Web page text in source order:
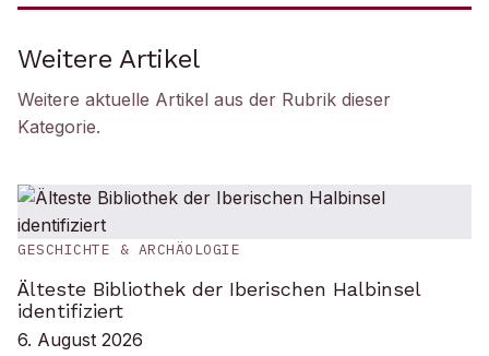
Weitere Artikel
Weitere aktuelle Artikel aus der Rubrik dieser
Kategorie.
GESCHICHTE & ARCHÄOLOGIE
Älteste Bibliothek der Iberischen Halbinsel
identifiziert
6. August 2026